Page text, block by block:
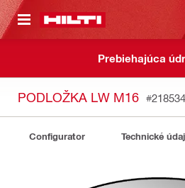
HLAVNÝ OBSAH
Prebiehajúca
PODLOŽKA LW M16
Configurator Technické